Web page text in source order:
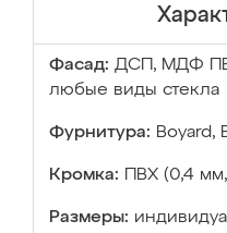
Фасад: ДСП, МДФ
любые виды стекла
Фурнитура: Boyard,
Кромка: ПВХ (0,4
Размеры: